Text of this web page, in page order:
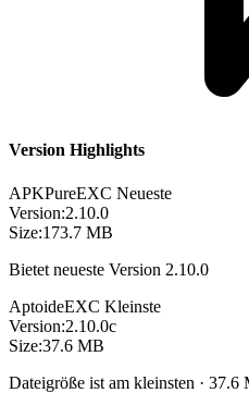
Version Highlights
APKPureEXC Neueste
Version:2.10.0
Size:173.7 MB
Bietet neueste Version 2.10.0
AptoideEXC Kleinste
Version:2.10.0c
Size:37.6 MB
Dateigröße ist am kleinsten · 37.6